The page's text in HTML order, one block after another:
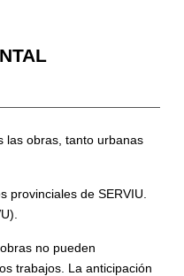
las obras, tanto urbanas
de SERVIU.
no pueden
trabajos. La anticipación